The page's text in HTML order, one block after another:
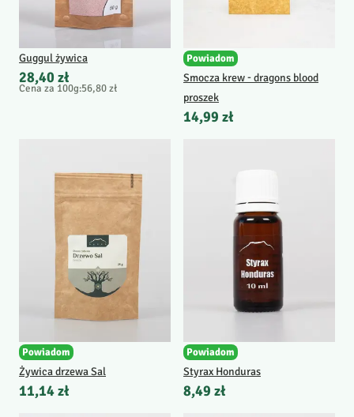
Guggul żywica
28,40 zł
Cena za 100g:56,80 zł
Powiadom
Smocza krew - dragons blood
proszek
14,99 zł
Powiadom
Żywica drzewa Sal
11,14 zł
Powiadom
Styrax Honduras
8,49 zł